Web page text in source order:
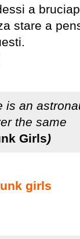
a
stare a
is an
the same
Girls)
girls